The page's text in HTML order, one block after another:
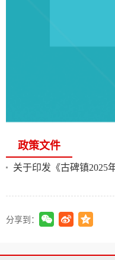
政策文件
关于印发《古碑镇2025
分享到：